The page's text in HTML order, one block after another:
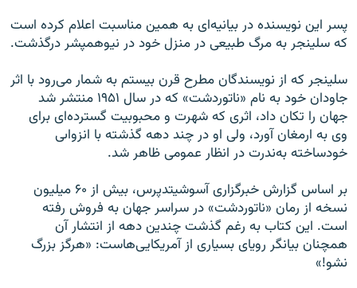
پسر اين نويسنده در بيانيه‌اى به همین مناسبت اعلام كرده است
كه سلينجر به مرگ طبيعى در منزل خود در نيوهمپشر درگذشت.
سلينجر كه از نويسندگان مطرح قرن بيستم به شمار مى‌رود با اثر
جاودان خود به نام «ناتوردشت» كه در سال ۱۹۵۱ منتشر شد
جهان را تكان داد، اثری که شهرت و محبوبيت گسترده‌اى براى
وى به ارمغان آورد، ولى او در چند دهه گذشته با انزواىی
خودساخته به‌ندرت در انظار عمومى ظاهر شد.
بر اساس گزارش خبرگزارى آسوشيتدپرس، بيش از ۶۰ ميليون
نسخه از رمان «ناتوردشت» در سراسر جهان به فروش رفته
است. اين كتاب به رغم گذشت چندين دهه از انتشار آن
همچنان بيانگر روياى بسيارى از آمريكايى‌هاست: «هرگز بزرگ
نشو!»